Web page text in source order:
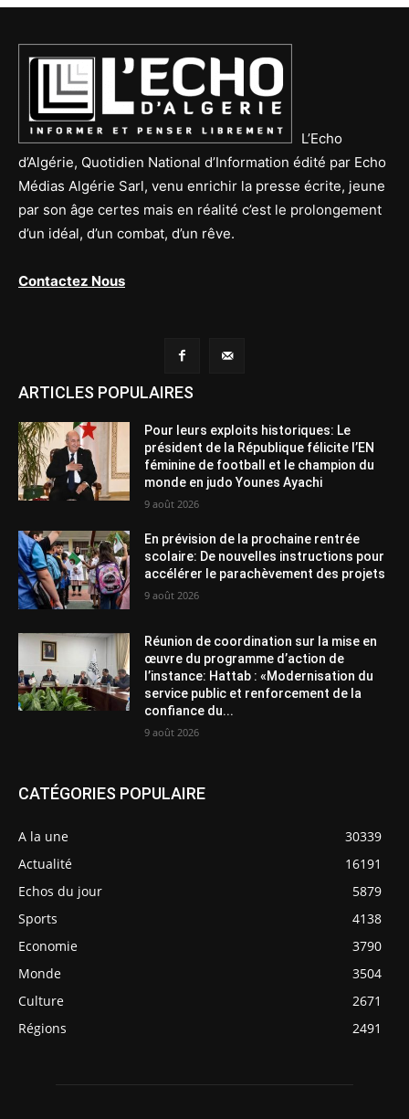
L’Echo
d’Algérie, Quotidien National d’Information édité par Echo
Médias Algérie Sarl, venu enrichir la presse écrite, jeune
par son âge certes mais en réalité c’est le prolongement
d’un idéal, d’un combat, d’un rêve.
Contactez Nous
ARTICLES POPULAIRES
Pour leurs exploits historiques: Le
président de la République félicite l’EN
féminine de football et le champion du
monde en judo Younes Ayachi
9 août 2026
En prévision de la prochaine rentrée
scolaire: De nouvelles instructions pour
accélérer le parachèvement des projets
9 août 2026
Réunion de coordination sur la mise en
œuvre du programme d’action de
l’instance: Hattab : «Modernisation du
service public et renforcement de la
confiance du...
9 août 2026
CATÉGORIES POPULAIRE
A la une
30339
Actualité
16191
Echos du jour
5879
Sports
4138
Economie
3790
Monde
3504
Culture
2671
Régions
2491